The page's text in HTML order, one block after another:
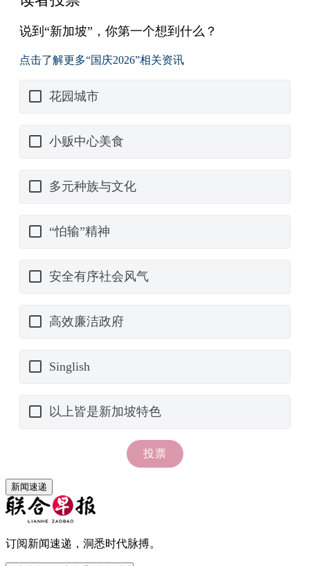
新闻速递
订阅新闻速递，洞悉时代脉搏。